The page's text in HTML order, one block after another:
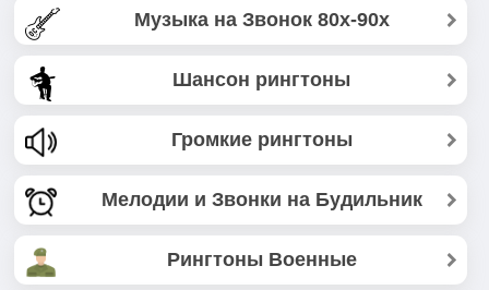
Музыка на Звонок 80х-90х
Шансон рингтоны
Громкие рингтоны
Мелодии и Звонки на Будильник
Рингтоны Военные